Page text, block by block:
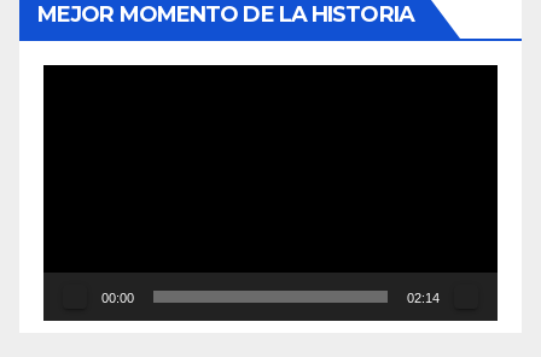
MEJOR MOMENTO DE LA HISTORIA
00:00 02:14